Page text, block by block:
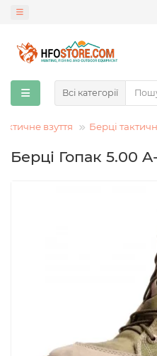
Всі категорії
взуття Берці
Берці Гопак 5.00